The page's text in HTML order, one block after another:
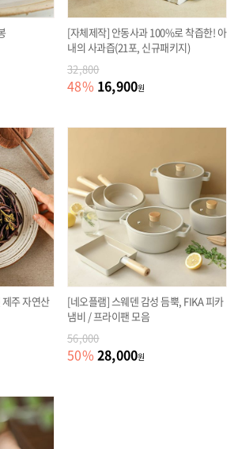
[자체제작] 안동사과 100%로 착즙한! 아
내의 사과즙(21포, 신규패키지)
32,800
48% 16,900원
주 자연산
[네오플램] 스웨덴 감성 듬뿍, FIKA 피카
냄비 / 프라이팬 모음
56,000
50% 28,000원